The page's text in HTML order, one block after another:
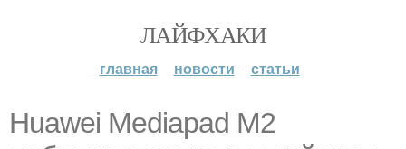
ЛАЙФХАКИ
главная новости статьи
Huawei Mediapad M2